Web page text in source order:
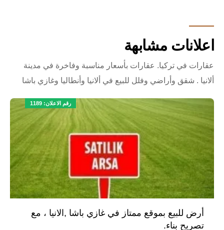
اعلانات مشابهة
عقارات في تركيا. عقارات بأسعار مناسبة وفاخرة في مدينة
ألانيا . شقق وأراضي وفلل للبيع في ألانيا وأنطاليا وغازي باشا
رقم الاعلان: 1189
أرض للبيع بموقع ممتاز في غازي باشا ,الانيا ، مع
تصريح بناء.